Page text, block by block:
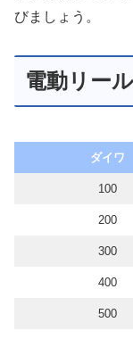
びましょう。
電動リー
ダイワ
100
200
300
400
500